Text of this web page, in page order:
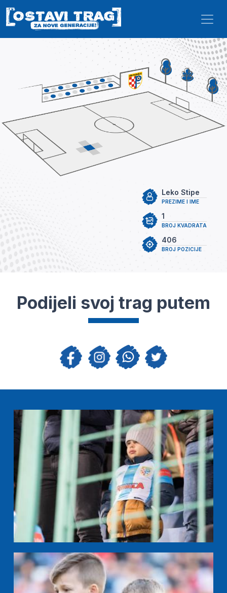
Skip to main content
PREZIME I IME
Leko Stipe
BROJ KVADRATA
1
BROJ POZICIJE
406
Podijeli svoj trag putem